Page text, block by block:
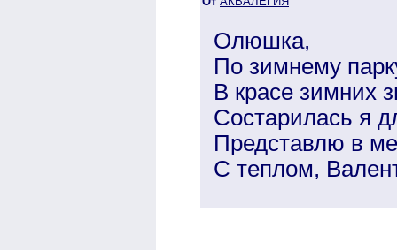
Олюшка,
По зимнему
В красе зимних
Состарилась я
Представлю в
С теплом,